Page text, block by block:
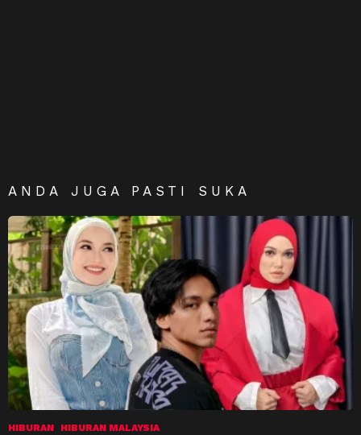
ANDA JUGA PASTI SUKA
HIBURAN HIBURAN MALAYSIA